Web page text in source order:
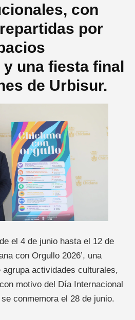
con
por
una fiesta final
de Urbisur.
el 4 de junio hasta el 12 de
con Orgullo 2026’, una
actividades culturales,
motivo del Día Internacional
conmemora el 28 de junio.